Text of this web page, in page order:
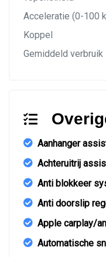
Acceleratie (0-100
Koppel
Gemiddeld verbruik
Aanhanger
Achteruitrij
Anti blokkeer
Anti doorslip
Apple carplay/
Automatische